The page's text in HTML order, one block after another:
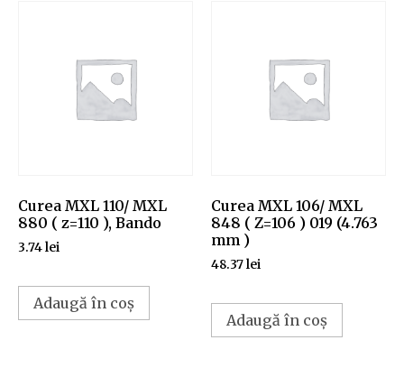
Curea MXL 110/ MXL
880 ( z=110 ), Bando
3.74lei
Adaugă în coș
Curea MXL 106/ MXL
848 ( Z=106 ) 019 (4.763
mm )
48.37lei
Adaugă în coș